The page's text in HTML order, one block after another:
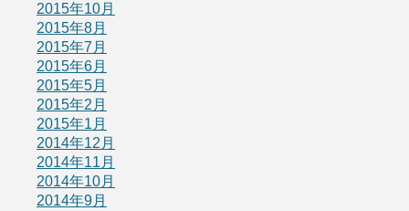
2015年10月
2015年8月
2015年7月
2015年6月
2015年5月
2015年2月
2015年1月
2014年12月
2014年11月
2014年10月
2014年9月